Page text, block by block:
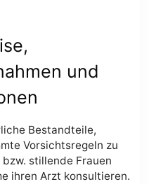
und
Bestandteile,
Vorsichtsregeln zu
stillende Frauen
ihren Arzt konsultieren.